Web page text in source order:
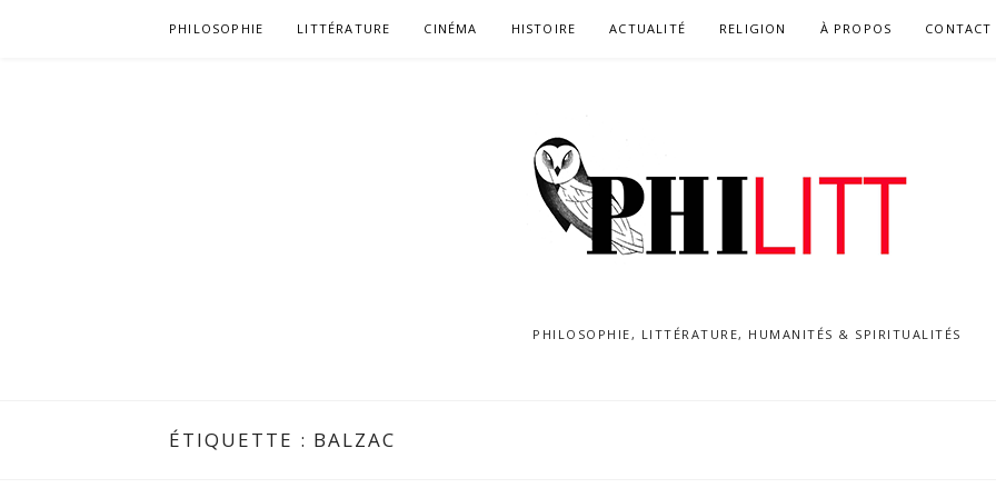
PHILOSOPHIE LITTÉRATURE CINÉMA HISTOIRE ACTUALITÉ RELIGION À PROPOS CONTACT
PHILOSOPHIE, LITTÉRATURE, HUMANITÉS & SPIRITUALITÉS
ÉTIQUETTE : BALZAC